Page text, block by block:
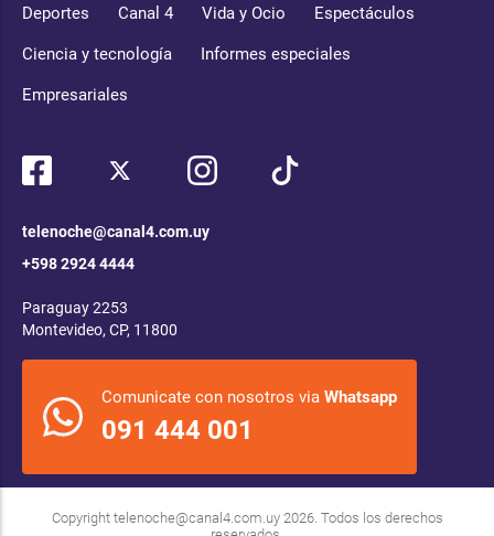
Deportes Canal 4 Vida y Ocio Espectáculos
Ciencia y tecnología Informes especiales
Empresariales
telenoche@canal4.com.uy
+598 2924 4444
Paraguay 2253
Montevideo, CP, 11800
Comunicate con nosotros via Whatsapp
091 444 001
Copyright telenoche@canal4.com.uy2026. Todos los derechos